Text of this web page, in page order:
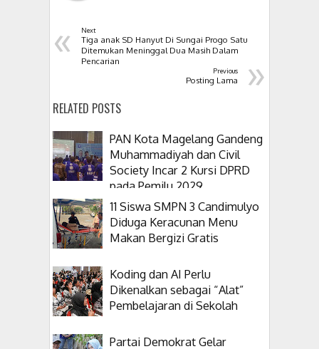
« Next
Tiga anak SD Hanyut Di Sungai Progo Satu
Ditemukan Meninggal Dua Masih Dalam
Pencarian
»
Previous
Posting Lama
RELATED POSTS
PAN Kota Magelang Gandeng
Muhammadiyah dan Civil
Society Incar 2 Kursi DPRD
pada Pemilu 2029
11 Siswa SMPN 3 Candimulyo
Diduga Keracunan Menu
Makan Bergizi Gratis
Koding dan AI Perlu
Dikenalkan sebagai “Alat”
Pembelajaran di Sekolah
Partai Demokrat Gelar